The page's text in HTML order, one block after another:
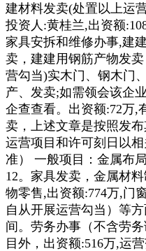
建材料发卖(处置以上运
投资人:黄桂兰,出资额
家具安拆和维修办事,建
卖，建建用钢筋产物发
营勾当)实木门、钢木门
产、发卖;如需领会该企
企查查看。出资额:72万,
卖，上述文章是按照发
运营项目和许可刻日以
准） 一般项目：金属布
12。家具发卖，金属材
物零售,出资额:774万,门
自从开展运营勾当）等
间。劳务办事（不含劳
目外，出资额:516万,运